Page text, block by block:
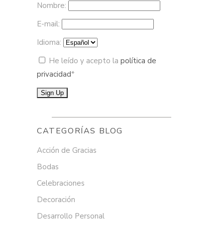
Nombre:
E-mail:
Idioma:
He leído y acepto la política de
privacidad*
CATEGORÍAS BLOG
Acción de Gracias
Bodas
Celebraciones
Decoración
Desarrollo Personal